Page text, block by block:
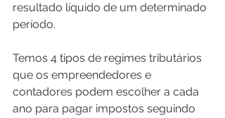
resultado líquido de um determinado
período.
Temos 4 tipos de regimes tributários
que os empreendedores e
contadores podem escolher a cada
ano para pagar impostos seguindo